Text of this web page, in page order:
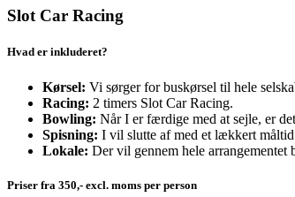
Slot Car Racing
Hvad er inkluderet?
Kørsel: Vi sørger for buskørsel til hele
Racing: 2 timers Slot Car Racing.
Bowling: Når I er færdige med at sejle, er
Spisning: I vil slutte af med et lækkert måltid
Lokale: Der vil gennem hele
Priser fra 350,- excl. moms per person